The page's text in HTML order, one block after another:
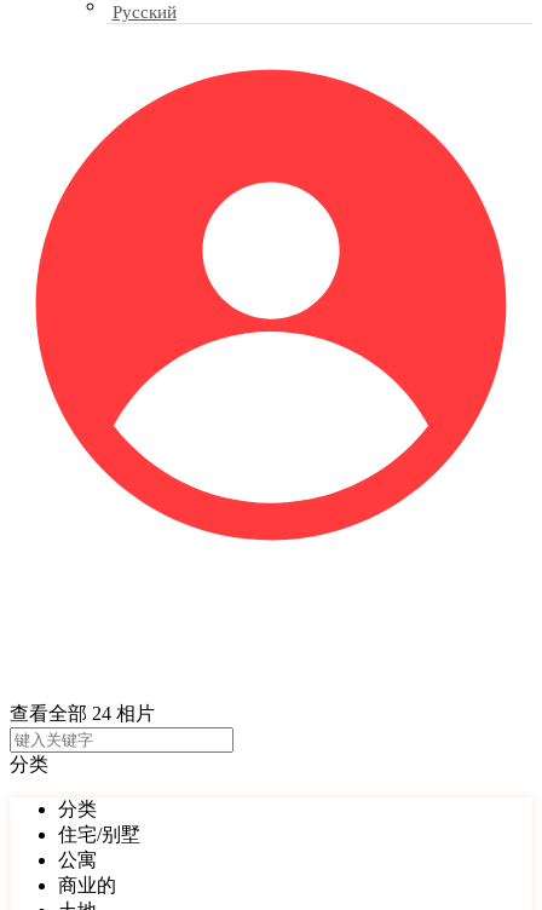
Русский
查看全部 24 相片
分类
分类
住宅/别墅
公寓
商业的